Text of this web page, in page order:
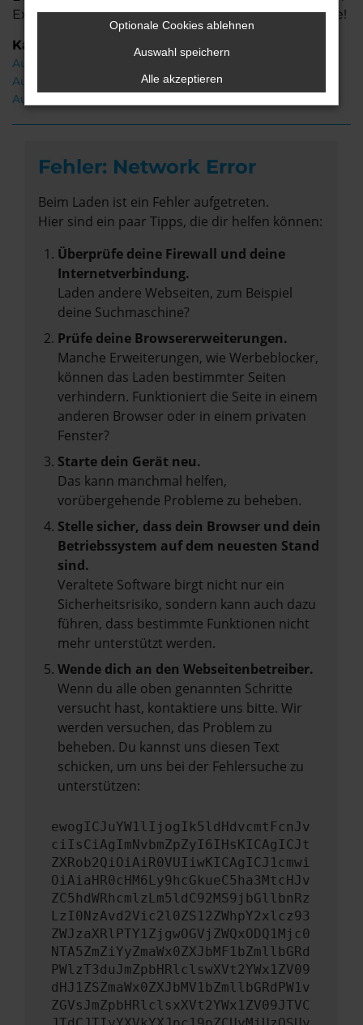
Expertenteam beraten – der Audi Q2 wartet auf Sie!
Kategorie
Audi Q2 Neuwagen Cuxhaven
Audi Q2 Gebrauchtwagen Cuxhaven
Audi Q2 Cuxhaven
Fehler: Network Error
Beim Laden ist ein Fehler aufgetreten.
Hier sind ein paar Tipps, die dir helfen können:
Überprüfe deine Firewall und deine
Internetverbindung.
Laden andere Webseiten, zum Beispiel
deine Suchmaschine?
Prüfe deine Browsererweiterungen.
Manche Erweiterungen, wie Werbeblocker,
können das Laden bestimmter Seiten
verhindern. Funktioniert die Seite in einem
anderen Browser oder in einem privaten
Fenster?
Starte dein Gerät neu.
Das kann manchmal helfen,
vorübergehende Probleme zu beheben.
Stelle sicher, dass dein Browser und dein
Betriebssystem auf dem neuesten Stand
sind.
Veraltete Software birgt nicht nur ein
Sicherheitsrisiko, sondern kann auch dazu
führen, dass bestimmte Funktionen nicht
mehr unterstützt werden.
Wende dich an den Webseitenbetreiber.
Wenn du alle oben genannten Schritte
versucht hast, kontaktiere uns bitte. Wir
werden versuchen, das Problem zu
beheben. Du kannst uns diesen Text
schicken, um uns bei der Fehlersuche zu
unterstützen:
ewogICJuYW1lIjogIk5ldHdvcmtFcnJv
ciIsCiAgImNvbmZpZyI6IHsKICAgICJt
ZXRob2QiOiAiR0VUIiwKICAgICJ1cmwi
OiAiaHR0cHM6Ly9hcGkueC5ha3MtcHJv
ZC5hdWRhcmlzLm5ldC92MS9jbGllbnRz
LzI0NzAvd2Vic2l0ZS12ZWhpY2xlcz93
ZWJzaXRlPTY1ZjgwOGVjZWQxODQ1Mjc0
NTA5ZmZiYyZmaWx0ZXJbMF1bZmllbGRd
PWlzT3duJmZpbHRlclswXVt2YWx1ZV09
dHJ1ZSZmaWx0ZXJbMV1bZmllbGRdPW1v
ZGVsJmZpbHRlclsxXVt2YWx1ZV09JTVC
Optionale Cookies ablehnen
Auswahl speichern
Alle akzeptieren